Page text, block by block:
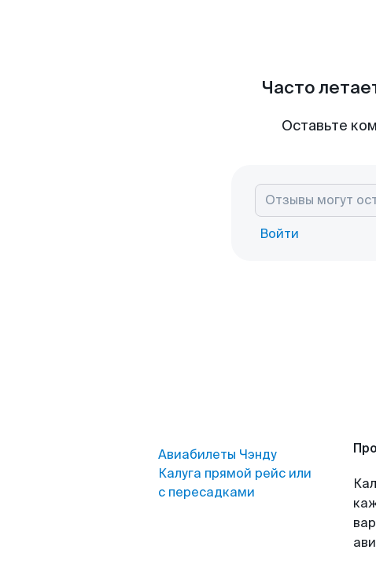
Часто
Оставьте
Войти
Авиабилеты Чэнду
Калуга прямой рейс или
с пересадками